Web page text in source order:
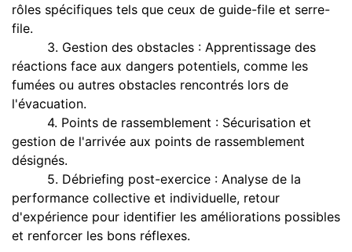
rôles spécifiques tels que ceux de guide-file et serre-
file.
3. Gestion des obstacles : Apprentissage des
réactions face aux dangers potentiels, comme les
fumées ou autres obstacles rencontrés lors de
l'évacuation.
4. Points de rassemblement : Sécurisation et
gestion de l'arrivée aux points de rassemblement
désignés.
5. Débriefing post-exercice : Analyse de la
performance collective et individuelle, retour
d'expérience pour identifier les améliorations possibles
et renforcer les bons réflexes.